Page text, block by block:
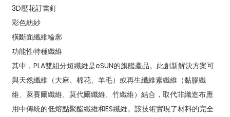
3D壓花訂書釘
彩色紡紗
橫斷面纖維輪廓
功能性特種纖維
其中，PLA雙組分短纖維是eSUN的旗艦產品。此創新解決方案可
與天然纖維（大麻、棉花、羊毛）或再生纖維素纖維（黏膠纖
維、萊賽爾纖維、莫代爾纖維、竹纖維）結合，取代非織造布應
用中傳統的低熔點聚酯纖維和ES纖維。該技術實現了材料的完全